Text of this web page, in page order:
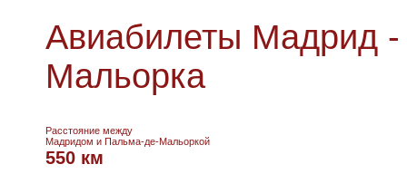
Авиабилеты Мадрид
Мальорка
Расстояние между
Мадридом и Пальма-де-Мальоркой
550 км